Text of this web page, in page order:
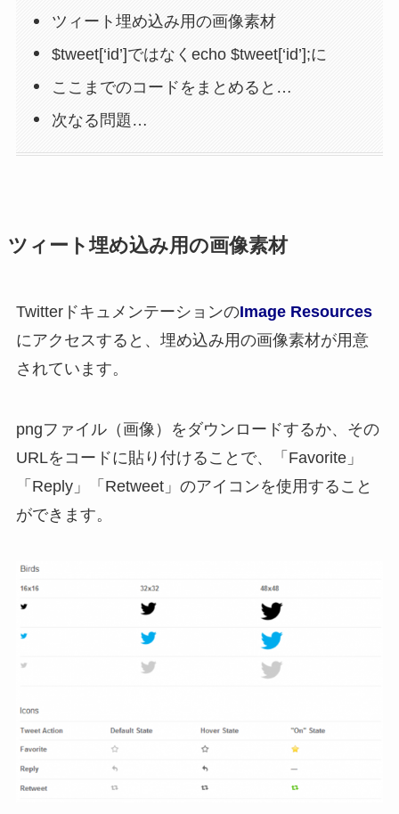
ツィート埋め込み用の画像素材
$tweet[‘id’]ではなくecho $tweet[‘id’];に
ここまでのコードをまとめると…
次なる問題…
ツィート埋め込み用の画像素材
TwitterドキュメンテーションのImage Resources
にアクセスすると、埋め込み用の画像素材が用意
されています。
pngファイル（画像）をダウンロードするか、その
URLをコードに貼り付けることで、「Favorite」
「Reply」「Retweet」のアイコンを使用すること
ができます。